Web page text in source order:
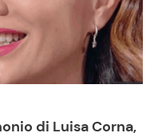
e Ricette
di Cucina
di Luisa Corna,